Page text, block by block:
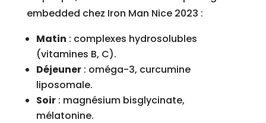
embedded chez Iron Man Nice 2023 :
Matin : complexes hydrosolubles
(vitamines B, C).
Déjeuner: oméga-3, curcumine
liposomale.
Soir: magnésium bisglycinate,
mélatonine.